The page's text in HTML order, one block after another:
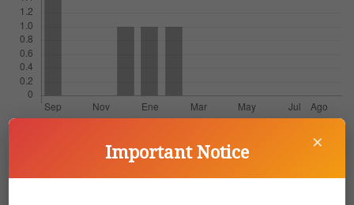
×
Important Notice